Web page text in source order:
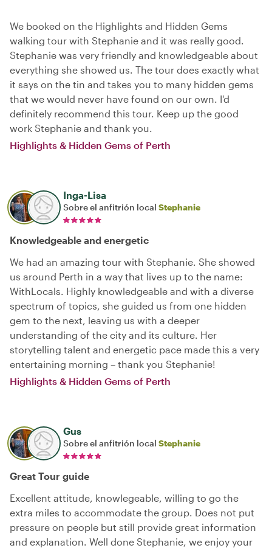
We booked on the Highlights and Hidden Gems
walking tour with Stephanie and it was really good.
Stephanie was very friendly and knowledgeable about
everything she showed us. The tour does exactly what
it says on the tin and takes you to many hidden gems
that we would never have found on our own. I'd
definitely recommend this tour. Keep up the good
work Stephanie and thank you.
Highlights & Hidden Gems of Perth
Inga-Lisa
Sobre el anfitrión local Stephanie
Knowledgeable and energetic
We had an amazing tour with Stephanie. She showed
us around Perth in a way that lives up to the name:
WithLocals. Highly knowledgeable and with a diverse
spectrum of topics, she guided us from one hidden
gem to the next, leaving us with a deeper
understanding of the city and its culture. Her
storytelling talent and energetic pace made this a very
entertaining morning – thank you Stephanie!
Highlights & Hidden Gems of Perth
Gus
Sobre el anfitrión local Stephanie
Great Tour guide
Excellent attitude, knowlegeable, willing to go the
extra miles to accommodate the group. Does not put
pressure on people but still provide great information
and explanation. Well done Stephanie, we enjoy your